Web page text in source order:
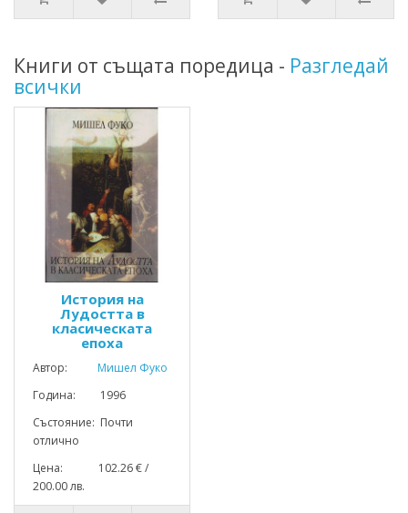
Книги от същата поредица - Разгледай
всички
История на
Лудостта в
класическата
епоха
Автор:
Мишел Фуко
Година: 1996
Състояние: Почти
отлично
Цена: 102.26 € /
200.00 лв.